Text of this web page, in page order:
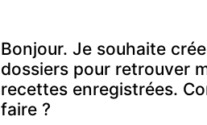
Bonjour. Je souhaite
dossiers pour retrouver
recettes enregistrées.
faire ?